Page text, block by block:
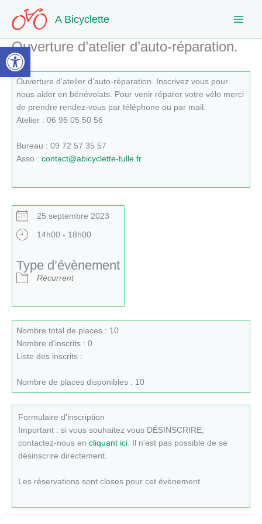
Ouvrir la barre d’outils
contenu
A Bicyclette
Ouverture d’atelier d’auto-réparation.
Ouverture d’atelier d’auto-réparation. Inscrivez vous pour
nous aider en bénévolats. Pour venir réparer votre vélo merci
de prendre rendez-vous par téléphone ou par mail.
Atelier : 06 95 05 50 56
Bureau : 09 72 57 35 57
Asso : contact@abicyclette-tulle.fr
25 septembre 2023
14h00 - 18h00
Type d’évènement
Récurrent
Nombre total de places : 10
Nombre d'inscrits : 0
Liste des inscrits :
Nombre de places disponibles : 10
Formulaire d'inscription
Important : si vous souhaitez vous DÉSINSCRIRE,
contactez-nous en cliquant ici. Il n'est pas possible de se
désinscrire directement.
Les réservations sont closes pour cet évènement.